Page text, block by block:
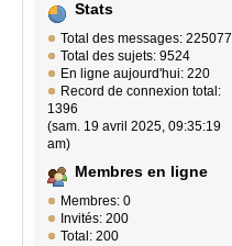
Stats
Total des messages: 225077
Total des sujets: 9524
En ligne aujourd'hui: 220
Record de connexion total:
1396
(sam. 19 avril 2025, 09:35:19
am)
Membres en ligne
Membres: 0
Invités: 200
Total: 200